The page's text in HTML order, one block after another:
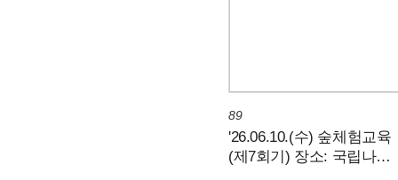
89
'26.06.10.(수) 숲체험교육
(제7회기) 장소: 국립나주